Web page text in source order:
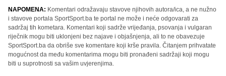
NAPOMENA: Komentari odražavaju stavove njihovih autora/ica, a ne nužno
i stavove portala SportSport.ba te portal ne može i neće odgovarati za
sadržaj tih kometara. Komentari koji sadrže vrijeđanja, psovanja i vulgaran
riječnik mogu biti uklonjeni bez najave i objašnjenja, ali to ne obavezuje
SportSport.ba da obriše sve komentare koji krše pravila. Čitanjem prihvatate
mogućnost da među komentarima mogu biti pronađeni sadržaji koji mogu
biti u suprotnosti sa vašim uvjerenjima.